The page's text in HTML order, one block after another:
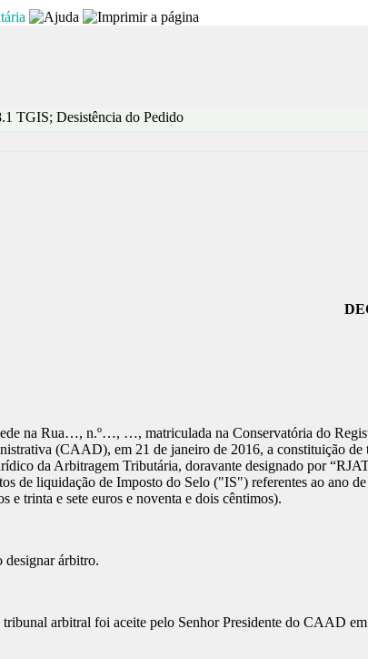
TGIS; Desistência do Pedido
na Rua…, n.º…, …, matriculada na Conservatória do
(CAAD), em 21 de janeiro de 2016, a constituição
da Arbitragem Tributária, doravante designado por
de liquidação de Imposto do Selo ("IS") referentes ao
e trinta e sete euros e noventa e dois cêntimos).
designar árbitro.
arbitral foi aceite pelo Senhor Presidente do CAAD